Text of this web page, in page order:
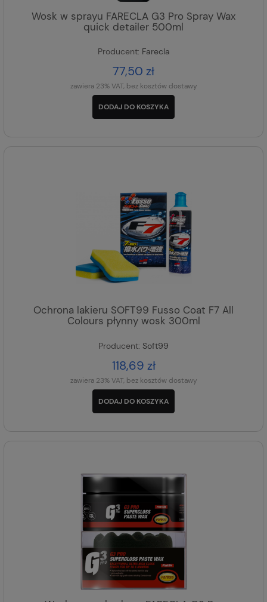
Wosk w sprayu FARECLA G3 Pro Spray Wax
quick detailer 500ml
Producent: Farecla
77,50 zł
zawiera 23% VAT, bez kosztów dostawy
DODAJ DO KOSZYKA
Ochrona lakieru SOFT99 Fusso Coat F7 All
Colours płynny wosk 300ml
Producent: Soft99
118,69 zł
zawiera 23% VAT, bez kosztów dostawy
DODAJ DO KOSZYKA